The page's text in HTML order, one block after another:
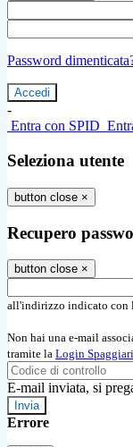
Password
-
Entra con SPID
Seleziona utente
button close ×
Recupero
button close ×
all'indirizzo indicato con
Non hai una e-mail
tramite la Login Spaggiari
E-mail inviata, si
Errore